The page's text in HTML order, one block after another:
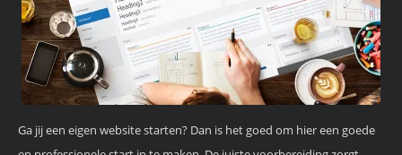
Ga jij een eigen website starten? Dan is het goed om hier een goede